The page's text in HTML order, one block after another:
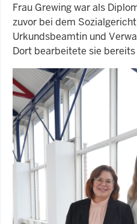
Frau Grewing war als
zuvor bei dem
Urkundsbeamtin und
Dort bearbeitete sie